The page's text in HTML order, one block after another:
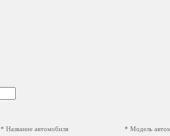
* Название автомобиля * Модель